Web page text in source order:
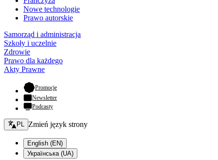
Nowe technologie
Prawo autorskie
Samorząd i administracja
Szkoły i uczelnie
Zdrowie
Prawo dla każdego
Akty Prawne
Promocje- otwiera się w nowej karcie
Newsletter
Podcasty
Zmień język - bieżący:
PL Zmień język strony
English (EN)
Українська (UA)